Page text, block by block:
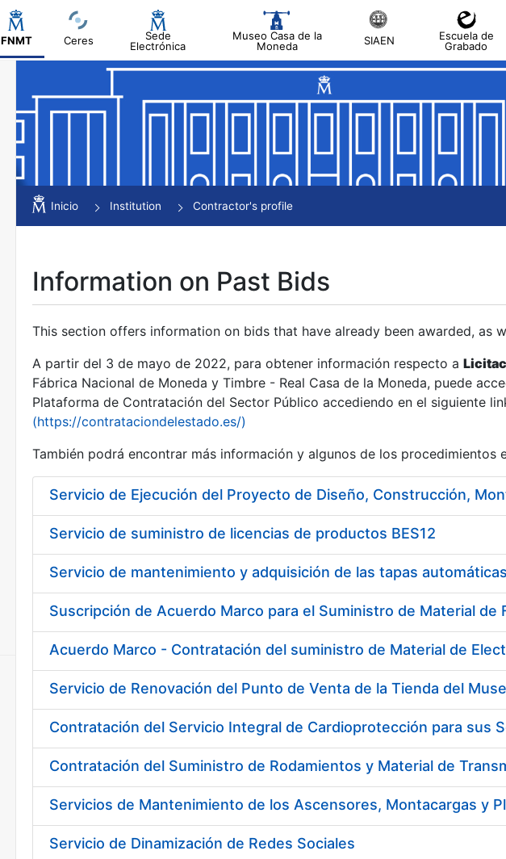
FNMT Ceres
Sede
Electrónica
Museo Casa de la
Moneda
SIAEN
Escuela de
Grabado
Show/Hide
Show/Hide
Show/Hide
Show/Hide
Show/Hide
Inicio Institution Contractor's profile
Information on Past Bids
This section offers information on bids that have already been awarded, as
A partir del 3 de mayo de 2022, para obtener información respecto a
Fábrica Nacional de Moneda y Timbre - Real Casa de la Moneda, puede
Plataforma de Contratación del Sector Público accediendo en el siguiente
(https://contrataciondelestado.es/)
También podrá encontrar más información y algunos de los procedimientos
Servicio de suministro de licencias de productos BES12
Servicio de Renovación del Punto de Venta de la Tienda del
Contratación del Servicio Integral de Cardioprotección para sus
Servicio de Dinamización de Redes Sociales